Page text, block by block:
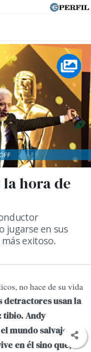
hora de
jugarse en sus
exitoso.
no hace de su vida
detractores usan la
Andy
mundo salvaje de
en él sino que,